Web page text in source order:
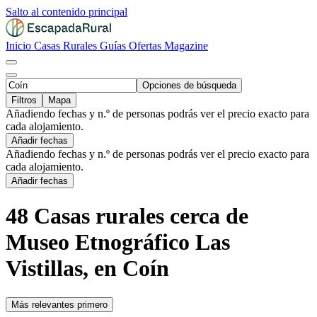
Salto al contenido principal
Inicio Casas Rurales Guías Ofertas Magazine
Opciones de búsqueda
Filtros
Mapa
Añadiendo fechas y n.º de personas podrás ver el precio exacto para
cada alojamiento.
Añadir fechas
Añadiendo fechas y n.º de personas podrás ver el precio exacto para
cada alojamiento.
Añadir fechas
48 Casas rurales cerca de
Museo Etnográfico Las
Vistillas, en Coín
Más relevantes primero